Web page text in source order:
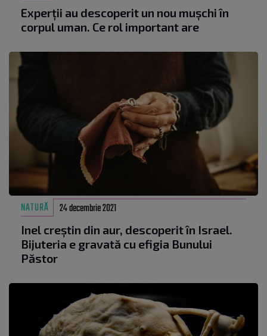
Experții au descoperit un nou mușchi în
corpul uman. Ce rol important are
NATURĂ 24 decembrie 2021
Inel creştin din aur, descoperit în Israel.
Bijuteria e gravată cu efigia Bunului
Păstor